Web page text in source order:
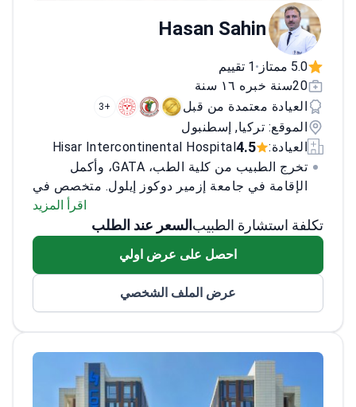
Hasan Sahin
5.0 ممتاز •1 تقييم
20سنة خبره ١٦ سنة
العيادة معتمدة من قبل
+3
الموقع: تركيا, إسطنبول
العيادة:
4.5
Hisar Intercontinental Hospital
تخرج الطبيب من كلية الطب، GATA، وأكمل
الإقامة في جامعة إزمير دوكوز إيلول. متخصص في
جراحة التجميل والترميم، أجرى الطبيب أكثر من
12,000 عملية جراحية لأكثر من 5,000 مريض
والجمجمة، جراحة اليد، الإجراءات الجراحية
تجميل الأنف، تجميل الثدي، وشد البطن.
خدمات استشارية للإجراءات الترميمية المعقدة.
معتمد في تشريح السدائل، شفاء الجروح،
والجراحة الدقيقة، وشارك الطبيب في العديد من
اقرأ المزيد
تكلفة استشارة الطبيب السعر عند الطلب
احصل على عرض اولي
عرض الملف الشخصي